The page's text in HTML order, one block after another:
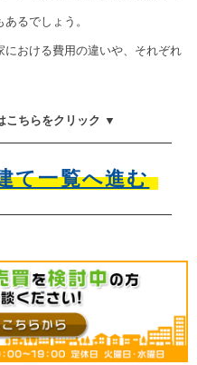
るでしょう。
おける費用の違いや、それぞれ
こちらをクリック ▼
て一覧へ進む